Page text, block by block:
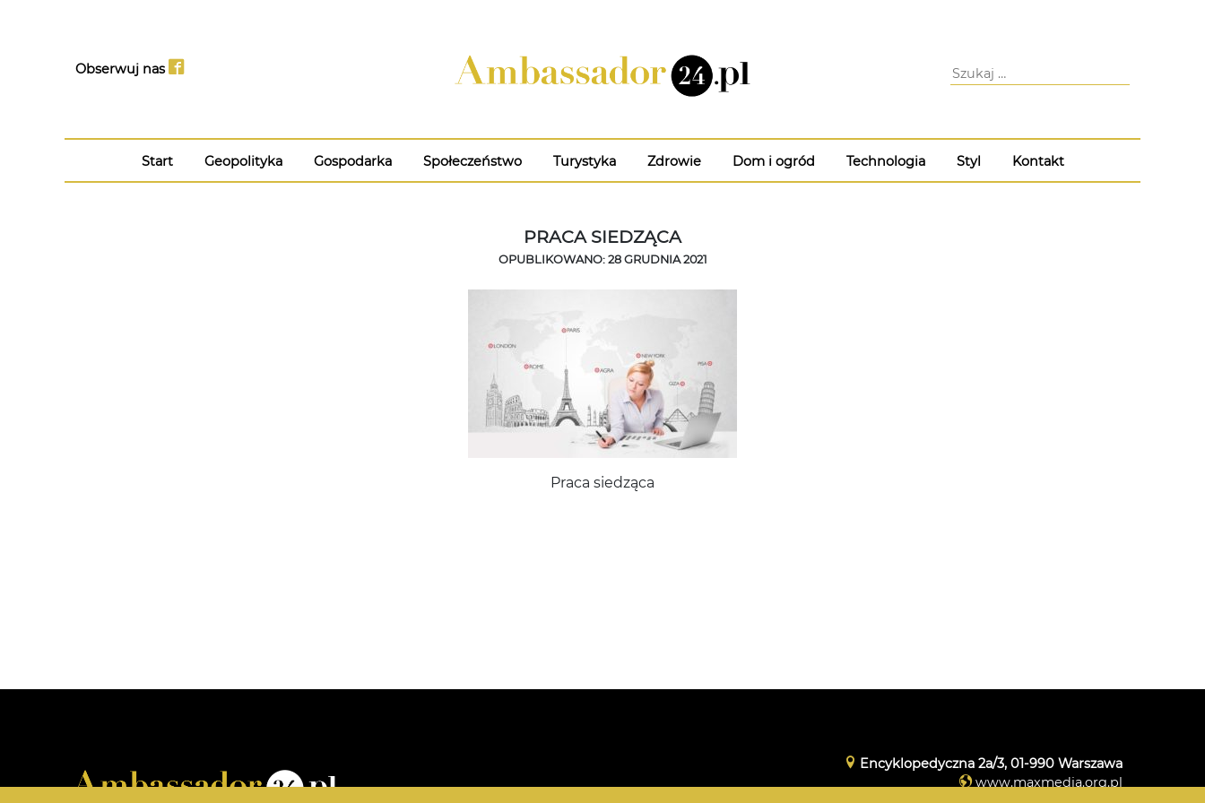
Obserwuj nas
Start Geopolityka Gospodarka Społeczeństwo Turystyka Zdrowie Dom i ogród Technologia Styl Kontakt
PRACA SIEDZĄCA
OPUBLIKOWANO: 28 GRUDNIA 2021
Praca siedząca
Encyklopedyczna 2a/3, 01-990 Warszawa
www.maxmedia.org.pl